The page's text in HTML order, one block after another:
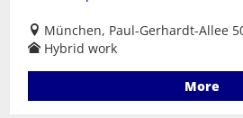
München, Paul-Gerhardt-Allee
Hybrid work
More